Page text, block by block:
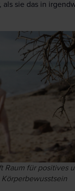
als sie das in
Raum für positives
Körperbewusstsein